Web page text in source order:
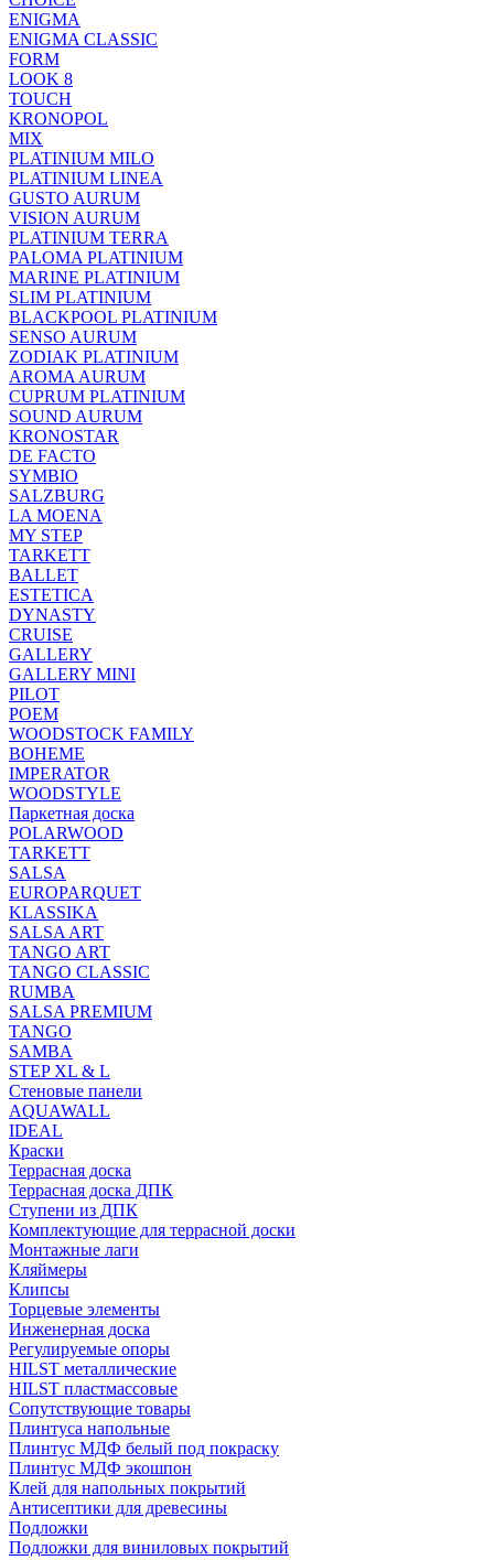
ENIGMA
ENIGMA CLASSIC
FORM
LOOK 8
TOUCH
KRONOPOL
MIX
PLATINIUM MILO
PLATINIUM LINEA
GUSTO AURUM
VISION AURUM
PLATINIUM TERRA
PALOMA PLATINIUM
MARINE PLATINIUM
SLIM PLATINIUM
BLACKPOOL PLATINIUM
SENSO AURUM
ZODIAK PLATINIUM
AROMA AURUM
CUPRUM PLATINIUM
SOUND AURUM
KRONOSTAR
DE FACTO
SYMBIO
SALZBURG
LA MOENA
MY STEP
TARKETT
BALLET
ESTETICA
DYNASTY
CRUISE
GALLERY
GALLERY MINI
PILOT
POEM
WOODSTOCK FAMILY
BOHEME
IMPERATOR
WOODSTYLE
Паркетная доска
POLARWOOD
TARKETT
SALSA
EUROPARQUET
KLASSIKA
SALSA ART
TANGO ART
TANGO CLASSIC
RUMBA
SALSA PREMIUM
TANGO
SAMBA
STEP XL & L
Стеновые панели
AQUAWALL
IDEAL
Краски
Террасная доска
Террасная доска ДПК
Ступени из ДПК
Комплектующие для террасной доски
Монтажные лаги
Кляймеры
Клипсы
Торцевые элементы
Инженерная доска
Регулируемые опоры
HILST металлические
HILST пластмассовые
Сопутствующие товары
Плинтуса напольные
Плинтус МДФ белый под покраску
Плинтус МДФ экошпон
Клей для напольных покрытий
Антисептики для древесины
Подложки
Подложки для виниловых покрытий